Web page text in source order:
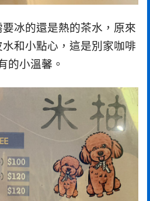
冰的還是熱的茶水，原來
和小點心，這是別家咖啡
的小溫馨。